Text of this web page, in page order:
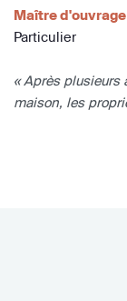
Maître d'ouvrage
Particulier
« Après plusieurs
maison, les